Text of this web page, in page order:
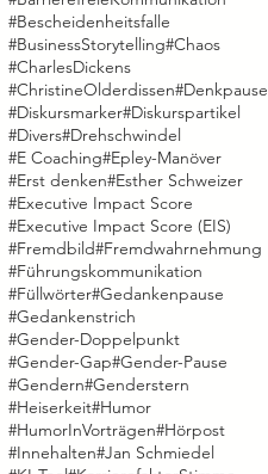
#Bescheidenheitsfalle
#BusinessStorytelling#Chaos
#CharlesDickens
#ChristineOlderdissen#Denkpause
#Diskursmarker#Diskurspartikel
#Divers#Drehschwindel
#E Coaching#Epley-Manöver
#Erst denken#Esther Schweizer
#Executive Impact Score
#Executive Impact Score (EIS)
#Fremdbild#Fremdwahrnehmung
#Führungskommunikation
#Füllwörter#Gedankenpause
#Gedankenstrich
#Gender-Doppelpunkt
#Gender-Gap#Gender-Pause
#Gendern#Genderstern
#Heiserkeit#Humor
#HumorInVorträgen#Hörpost
#Innehalten#Jan Schmiedel